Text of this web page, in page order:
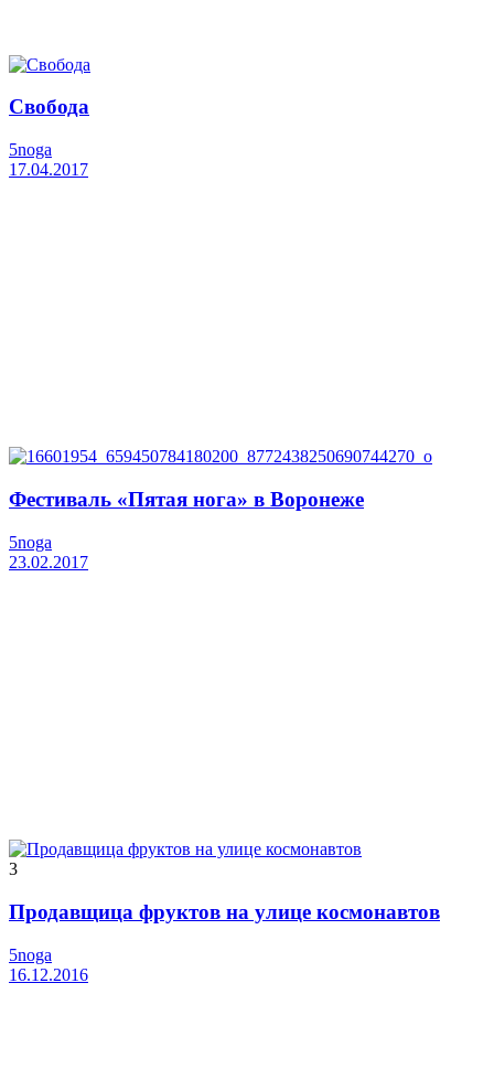
Свобода
5noga
17.04.2017
Фестиваль «Пятая нога» в Воронеже
5noga
23.02.2017
3
Продавщица фруктов на улице космонавтов
5noga
16.12.2016